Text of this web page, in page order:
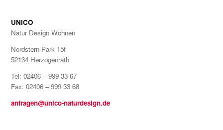
UNICO
Natur Design Wohnen
Nordstern-Park 15f
52134 Herzogenrath
Tel: 02406 – 999 33 67
Fax: 02406 – 999 33 68
anfragen@unico-naturdesign.de